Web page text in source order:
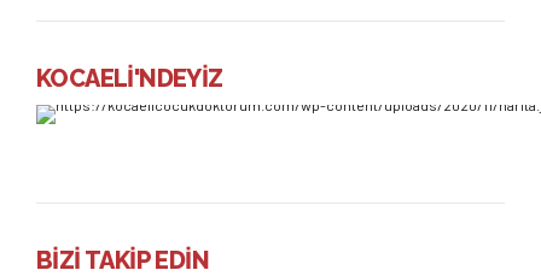
KOCAELİ'NDEYİZ
BİZİ TAKİP EDİN